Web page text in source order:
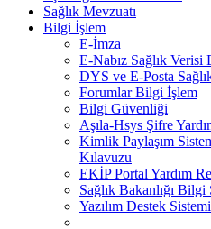
Sağlık Mevzuatı
Bilgi İşlem
E-İmza
E-Nabız Sağlık
DYS ve E-Posta
Forumlar Bilgi İşlem
Bilgi Güvenliği
Aşıla-Hsys Şifre
Kimlik Paylaşım
Kılavuzu
EKİP Portal Yardım
Sağlık Bakanlığı Bilgi
Yazılım Destek